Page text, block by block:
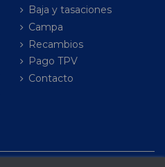
Baja y tasaciones
Campa
Recambios
Pago TPV
Contacto